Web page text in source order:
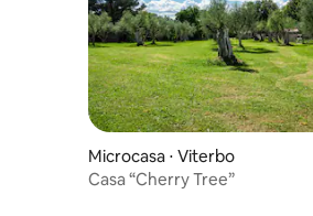
Microcasa ⋅ Viterbo
Casa “Cherry Tree”